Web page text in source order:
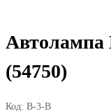
Автолампа
(54750)
Код: В-3-В